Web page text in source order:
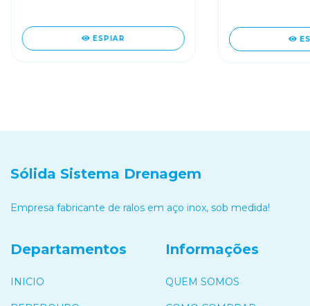
ESPIAR
Sólida Sistema Drenagem
Empresa fabricante de ralos em aço inox, sob medida!
Departamentos
INICIO
Informações
QUEM SOMOS